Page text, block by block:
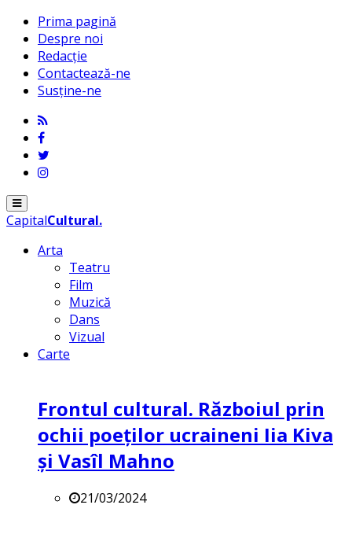
Prima pagină
Despre noi
Redacție
Contactează-ne
Susține-ne
Menu
CapitalCultural.
Arta
Teatru
Film
Muzică
Dans
Vizual
Carte
Frontul cultural. Războiul prin
ochii poeților ucraineni Iia Kiva
și Vasîl Mahno
21/03/2024